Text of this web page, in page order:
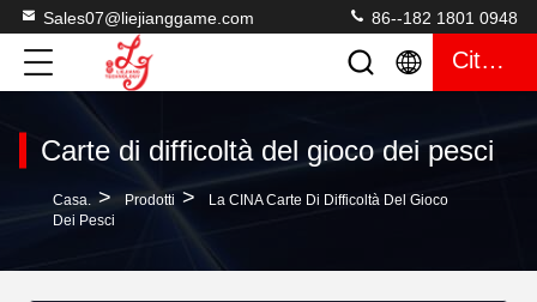
Sales07@liejianggame.com 86--182 1801 0948
Citazione
Carte di difficoltà del gioco dei pesci
Casa. > Prodotti >
La CINA Carte Di Difficoltà Del Gioco
Dei Pesci